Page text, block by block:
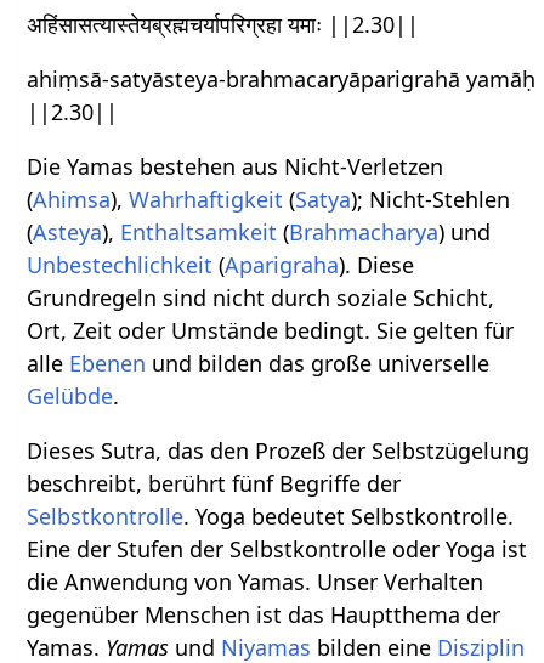
अहिंसासत्यास्तेयब्रह्मचर्यापरिग्रहा यमाः ||2.30||
ahiṃsā-satyāsteya-brahmacaryāparigrahā yamāḥ
||2.30||
Die Yamas bestehen aus Nicht-Verletzen
(Ahimsa),Wahrhaftigkeit (Satya); Nicht-Stehlen
(Asteya), Enthaltsamkeit (Brahmacharya) und
Unbestechlichkeit (Aparigraha). Diese
Grundregeln sind nicht durch soziale Schicht,
Ort, Zeit oder Umstände bedingt. Sie gelten für
alle Ebenen und bilden das große universelle
Gelübde.
Dieses Sutra, das den Prozeß der Selbstzügelung
beschreibt, berührt fünf Begriffe der
Selbstkontrolle. Yoga bedeutet Selbstkontrolle.
Eine der Stufen der Selbstkontrolle oder Yoga ist
die Anwendung von Yamas. Unser Verhalten
gegenüber Menschen ist das Hauptthema der
Yamas. Yamas und Niyamas bilden eine Disziplin